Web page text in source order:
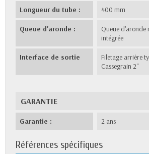
Longueur du tube : 400 mm
Queue d'aronde :
Queue d'aronde
intégrée
Interface de sortie
Filetage arrière
Cassegrain 2"
GARANTIE
Garantie : 2 ans
Références spécifiques